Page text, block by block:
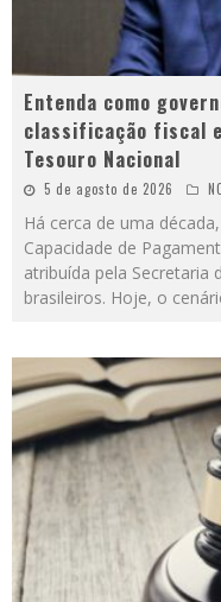
Entenda como
classificação fiscal
Tesouro Nacional
5 de agosto de 2026
Há cerca de uma
Capacidade de
atribuída pela Secretaria
brasileiros. Hoje, o